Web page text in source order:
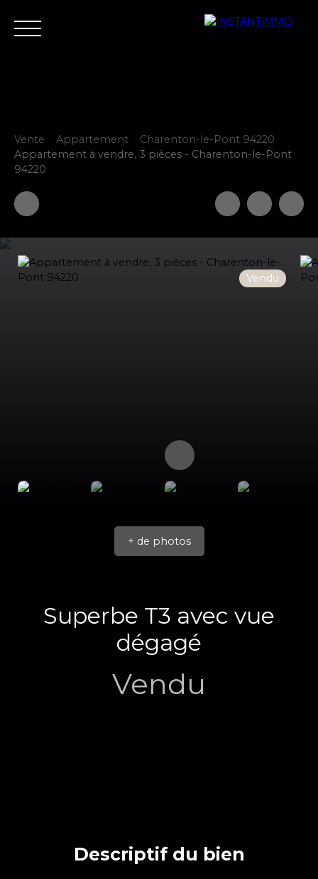
Accueil Estimer Vendre Acheter Neuf Louer
Vente Appartement
Charenton-le-Pont 94220
Appartement à vendre, 3 pièces - Charenton-le-Pont
94220
Vendu
+ de photos
Superbe T3 avec vue
dégagé
Vendu
Descriptif du bien